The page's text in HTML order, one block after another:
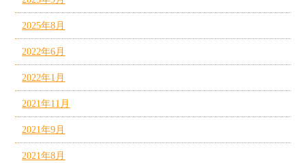
2025年8月
2022年6月
2022年1月
2021年11月
2021年9月
2021年8月